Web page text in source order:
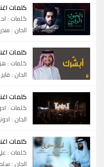
كلمات
كلمات :
الحان :
كلمات
كلمات :
الحان :
كلمات
كلمات :
الحان :
كلمات
كلمات :
الحان :